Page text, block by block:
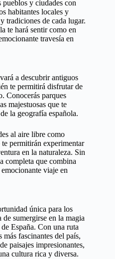
y ciudades con
habitantes locales y
tradiciones de cada lugar.
te hará sentir como en
travesía en
a descubrir antiguos
te permitirá disfrutar de
Conocerás parques
majestuosas que te
la geografía española.
al aire libre como
permitirán experimentar
en la naturaleza. Sin
completa que combina
viaje en
única para los
sumergirse en la magia
España. Con una ruta
fascinantes del país,
paisajes impresionantes,
cultura rica y diversa.